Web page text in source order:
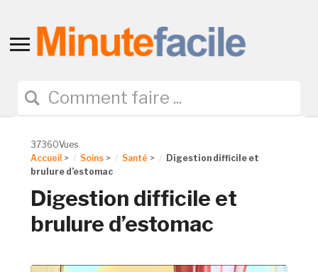
Toggle
navigation
37360Vues
Accueil > Soins > Santé >
Digestion difficile et
brulure d’estomac
Digestion difficile et
brulure d’estomac